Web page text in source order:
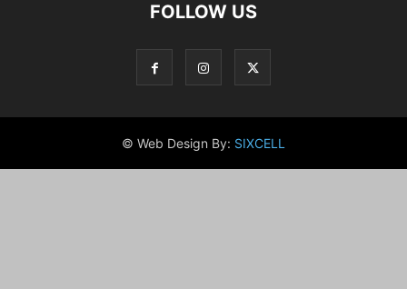
FOLLOW US
© Web Design By: SIXCELL